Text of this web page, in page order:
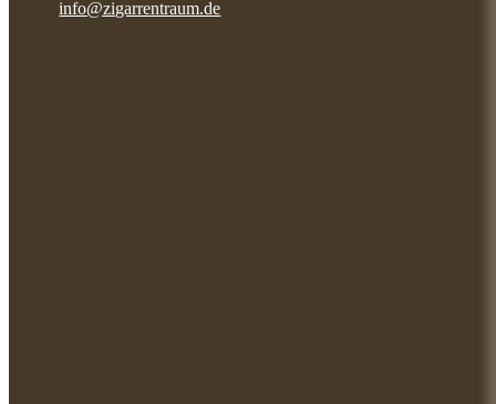
info@zigarrentraum.de